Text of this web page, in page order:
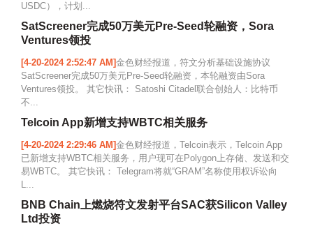
USDC），计划...
SatScreener完成50万美元Pre-Seed轮融资，Sora
Ventures领投
[4-20-2024 2:52:47 AM]金色财经报道，符文分析基础设施协议
SatScreener完成50万美元Pre-Seed轮融资，本轮融资由Sora
Ventures领投。 其它快讯： Satoshi Citadel联合创始人：比特币
不...
Telcoin App新增支持WBTC相关服务
[4-20-2024 2:29:46 AM]金色财经报道，Telcoin表示，Telcoin App
已新增支持WBTC相关服务，用户现可在Polygon上存储、发送和交
易WBTC。 其它快讯： Telegram将就“GRAM”名称使用权诉讼向
L...
BNB Chain上燃烧符文发射平台SAC获Silicon Valley
Ltd投资